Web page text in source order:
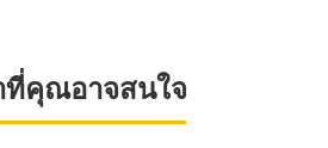
คุณอาจสนใจ